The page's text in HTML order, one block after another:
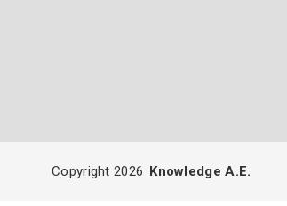
Copyright 2026 Knowledge A.E.